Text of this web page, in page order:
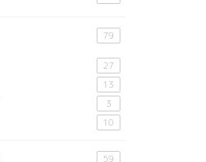
79
27
13
3
10
59